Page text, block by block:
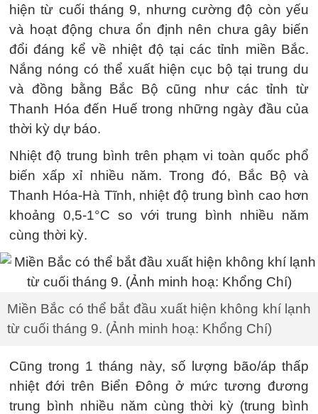
hiện từ cuối tháng 9, nhưng cường độ còn yếu
và hoạt động chưa ổn định nên chưa gây biến
đổi đáng kể về nhiệt độ tại các tỉnh miền Bắc.
Nắng nóng có thể xuất hiện cục bộ tại trung du
và đồng bằng Bắc Bộ cũng như các tỉnh từ
Thanh Hóa đến Huế trong những ngày đầu của
thời kỳ dự báo.
Nhiệt độ trung bình trên phạm vi toàn quốc phổ
biến xấp xỉ nhiều năm. Trong đó, Bắc Bộ và
Thanh Hóa-Hà Tĩnh, nhiệt độ trung bình cao hơn
khoảng 0,5-1°C so với trung bình nhiều năm
cùng thời kỳ.
Miền Bắc có thể bắt đầu xuất hiện không khí lạnh
từ cuối tháng 9. (Ảnh minh hoạ: Khổng Chí)
Cũng trong 1 tháng này, số lượng bão/áp thấp
nhiệt đới trên Biển Đông ở mức tương đương
trung bình nhiều năm cùng thời kỳ (trung bình